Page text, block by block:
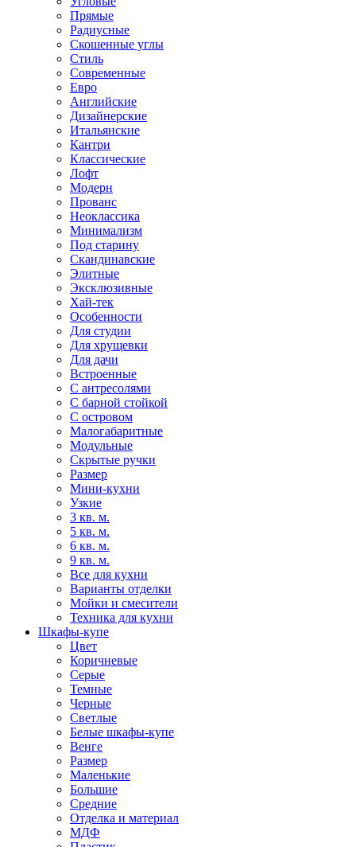
Прямые
Радиусные
Скошенные углы
Стиль
Современные
Евро
Английские
Дизайнерские
Итальянские
Кантри
Классические
Лофт
Модерн
Прованс
Неоклассика
Минимализм
Под старину
Скандинавские
Элитные
Эксклюзивные
Хай-тек
Особенности
Для студии
Для хрущевки
Для дачи
Встроенные
С антресолями
С барной стойкой
С островом
Малогабаритные
Модульные
Скрытые ручки
Размер
Мини-кухни
Узкие
3 кв. м.
5 кв. м.
6 кв. м.
9 кв. м.
Все для кухни
Варианты отделки
Мойки и смесители
Техника для кухни
Шкафы-купе
Цвет
Коричневые
Серые
Темные
Черные
Светлые
Белые шкафы-купе
Венге
Размер
Маленькие
Большие
Средние
Отделка и материал
МДФ